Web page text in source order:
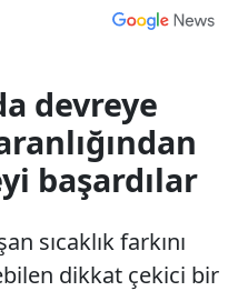
devreye
başardılar
sıcaklık farkını
dikkat çekici bir